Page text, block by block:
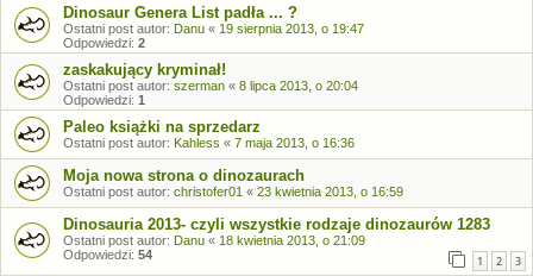
Dinosaur Genera List padła ... ?
Ostatni post autor: Danu « 19 sierpnia 2013, o 19:47
Odpowiedzi: 2
zaskakujący kryminał!
Ostatni post autor: szerman « 8 lipca 2013, o 20:04
Odpowiedzi: 1
Paleo książki na sprzedarz
Ostatni post autor: Kahless « 7 maja 2013, o 16:36
Moja nowa strona o dinozaurach
Ostatni post autor: christofer01 « 23 kwietnia 2013, o 16:59
Dinosauria 2013- czyli wszystkie rodzaje dinozaurów 1283
Ostatni post autor: Danu « 18 kwietnia 2013, o 21:09
Odpowiedzi: 54 1 2 3